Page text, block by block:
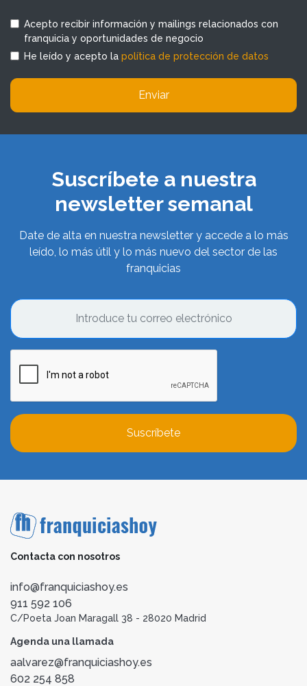
Acepto recibir información y mailings relacionados con
franquicia y oportunidades de negocio
He leído y acepto la política de protección de datos
Enviar
Suscríbete a nuestra
newsletter semanal
Date de alta en nuestra newsletter y accede a lo más
leído, lo más útil y lo más nuevo del sector de las
franquicias
Suscríbete
Contacta con nosotros
info@franquiciashoy.es
911 592 106
C/Poeta Joan Maragall 38 - 28020 Madrid
Agenda una llamada
aalvarez@franquiciashoy.es
602 254 858